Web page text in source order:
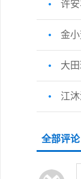
许
金
大
江
全部评论